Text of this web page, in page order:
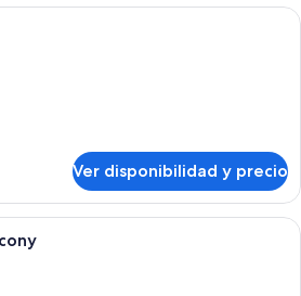
Habitación de hotel con cama,
Ver disponibilidad y precio
Una cama con cubierta blanca